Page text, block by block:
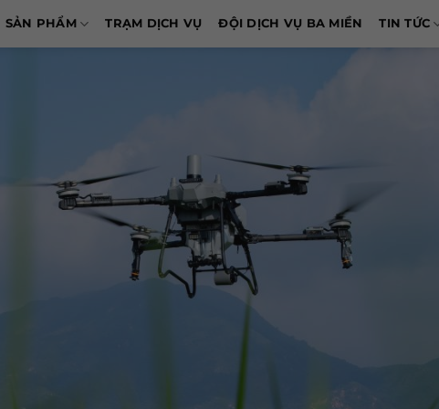
SẢN PHẨM TRẠM DỊCH VỤ ĐỘI DỊCH VỤ BA MIỀN TIN TỨC